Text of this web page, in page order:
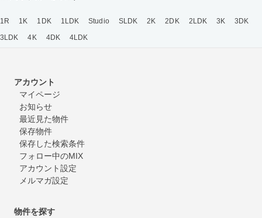
1R 1K 1DK 1LDK Studio SLDK 2K 2DK 2LDK 3K
3DK
3LDK
4K 4DK 4LDK
アカウント
マイページ
お知らせ
最近見た物件
保存物件
保存した検索条件
フォロー中のMIX
アカウント設定
メルマガ設定
物件を探す